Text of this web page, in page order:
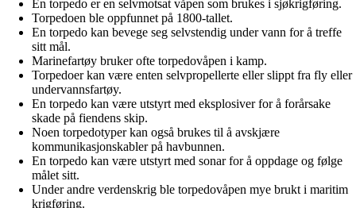
En torpedo er en selvmotsat våpen som brukes i sjøkrigføring.
Torpedoen ble oppfunnet på 1800-tallet.
En torpedo kan bevege seg selvstendig under vann for å treffe
sitt mål.
Marinefartøy bruker ofte torpedovåpen i kamp.
Torpedoer kan være enten selvpropellerte eller slippt fra fly eller
undervannsfartøy.
En torpedo kan være utstyrt med eksplosiver for å forårsake
skade på fiendens skip.
Noen torpedotyper kan også brukes til å avskjære
kommunikasjonskabler på havbunnen.
En torpedo kan være utstyrt med sonar for å oppdage og følge
målet sitt.
Under andre verdenskrig ble torpedovåpen mye brukt i maritim
krigføring.